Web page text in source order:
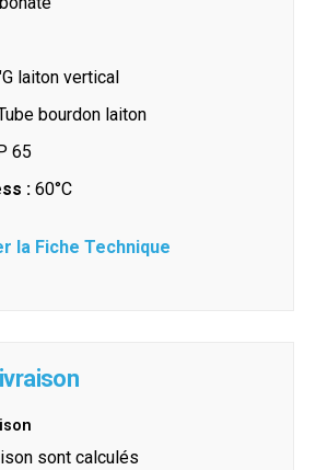
laiton vertical
bourdon laiton
65
: 60°C
la Fiche Technique
sont calculés